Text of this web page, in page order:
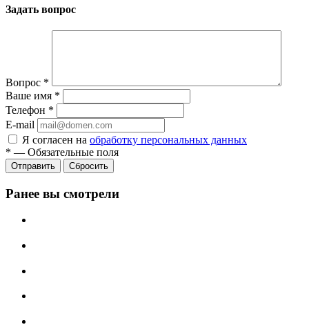
Задать вопрос
Вопрос *
Ваше имя *
Телефон *
E-mail
Я согласен на обработку персональных данных
* — Обязательные поля
Сбросить
Ранее вы смотрели